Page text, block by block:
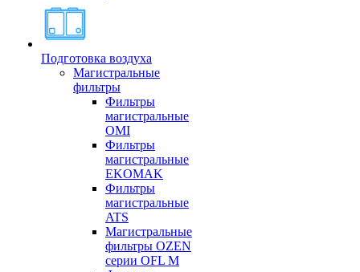
Подготовка воздуха
Магистральные
фильтры
Фильтры
магистральные
OMI
Фильтры
магистральные
EKOMAK
Фильтры
магистральные
ATS
Магистральные
фильтры OZEN
серии OFL M